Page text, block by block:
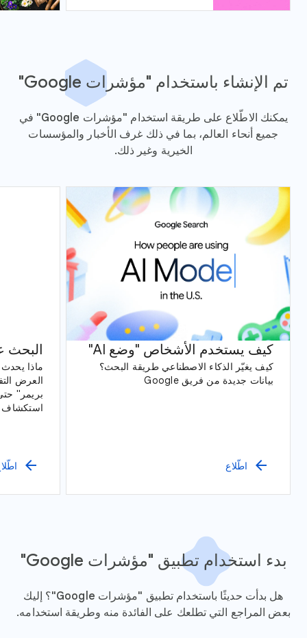
تم الإنشاء باستخدام "مؤشرات Google"
يمكنك الاطّلاع على طريقة استخدام "مؤشرات Google" في
جميع أنحاء العالم، بما في ذلك غرف الأخبار والمؤسسات
الخيرية وغير ذلك.
كيف يستخدم الأشخاص "وضع AI"
كيف يغيّر الذكاء الاصطناعي طريقة البحث؟
بيانات جديدة من فريق Google
arrow_back اطّلاع
البحث
ماذا يحدث
العرض
بريمر"
arrow_back
بدء استخدام تطبيق "مؤشرات Google"
هل بدأت حديثًا باستخدام تطبيق "مؤشرات Google"؟ إليك
بعض المراجع التي تطلعك على الفائدة منه وطريقة استخدامه.